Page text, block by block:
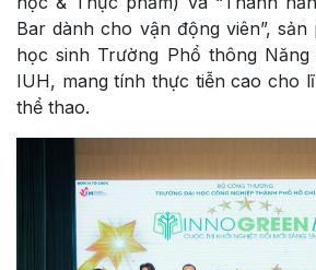
Bar dành cho vận động viên”,
học sinh Trường Phổ thông
IUH, mang tính thực tiễn cao cho
thể thao.